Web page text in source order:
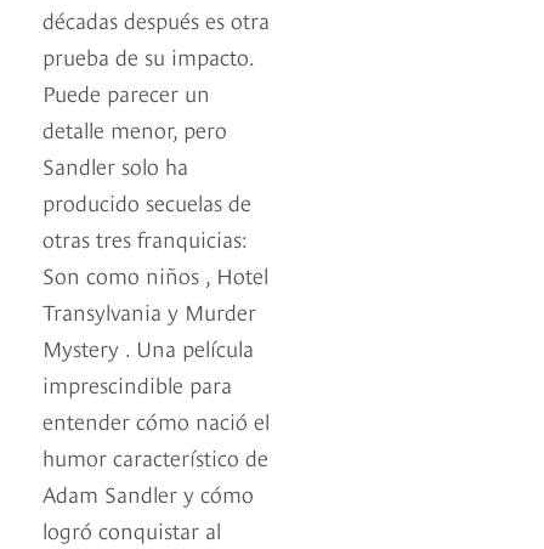
décadas después es otra
prueba de su impacto.
Puede parecer un
detalle menor, pero
Sandler solo ha
producido secuelas de
otras tres franquicias:
Son como niños , Hotel
Transylvania y Murder
Mystery . Una película
imprescindible para
entender cómo nació el
humor característico de
Adam Sandler y cómo
logró conquistar al